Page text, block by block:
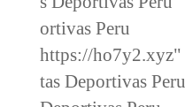
ortivas Peru
https://ho7y2.xyz"
tas Deportivas